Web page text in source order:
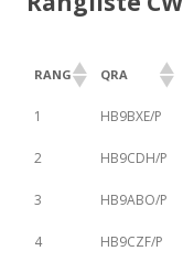
RANG QRA
1 HB9BXE/P
2 HB9CDH/P
3 HB9ABO/P
4 HB9CZF/P